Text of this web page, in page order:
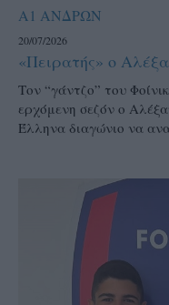
Α1 ΑΝΔΡΩΝ
20/07/2026
«Πειρατής» ο
Τον “γάντζο” του
ερχόμενη σεζόν ο
Έλληνα διαγώνιο να